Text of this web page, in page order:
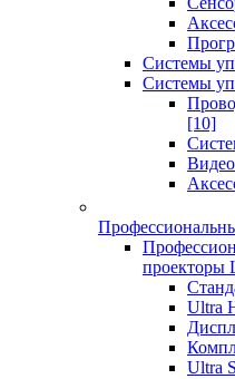
Системы
Системы
[10]
проекторы
Ultra
Ultra